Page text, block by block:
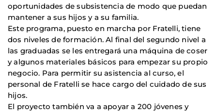
oportunidades de subsistencia de modo que puedan
mantener a sus hijos y a su familia.
Este programa, puesto en marcha por Fratelli, tiene
dos niveles de formación. Al final del segundo nivel a
las graduadas se les entregará una máquina de coser
y algunos materiales básicos para empezar su propio
negocio. Para permitir su asistencia al curso, el
personal de Fratelli se hace cargo del cuidado de sus
hijos.
El proyecto también va a apoyar a 200 jóvenes y